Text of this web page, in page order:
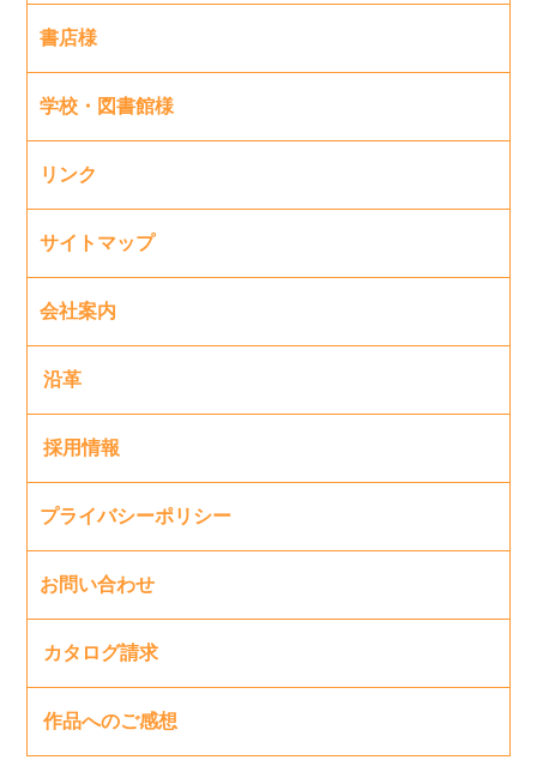
書店様
学校・図書館様
リンク
サイトマップ
会社案内
沿革
採用情報
プライバシーポリシー
お問い合わせ
カタログ請求
作品へのご感想